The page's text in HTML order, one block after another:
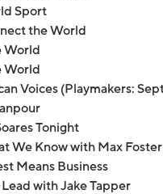
Sport
the World
World
World
Voices (Playmakers:
Tonight
We Know with Max Foster
Means Business
with Jake Tapper